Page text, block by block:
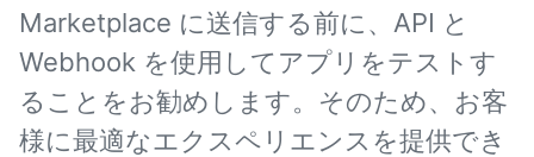
Marketplace に送信する前に、API と
Webhook を使用してアプリをテストす
ることをお勧めします。そのため、お客
様に最適なエクスペリエンスを提供でき